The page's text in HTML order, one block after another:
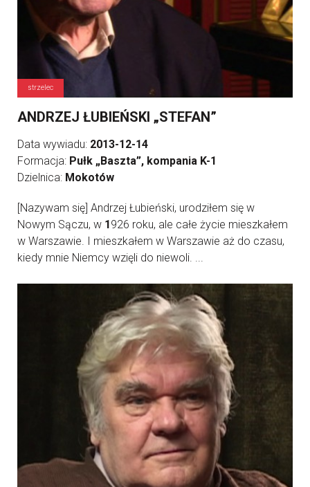
strzelec
ANDRZEJ ŁUBIEŃSKI „STEFAN”
Data wywiadu: 2013-12-14
Formacja: Pułk „Baszta”, kompania K-1
Dzielnica: Mokotów
[Nazywam się] Andrzej Łubieński, urodziłem się w
Nowym Sączu, w 1926 roku, ale całe życie mieszkałem
w Warszawie. I mieszkałem w Warszawie aż do czasu,
kiedy mnie Niemcy wzięli do niewoli. ...